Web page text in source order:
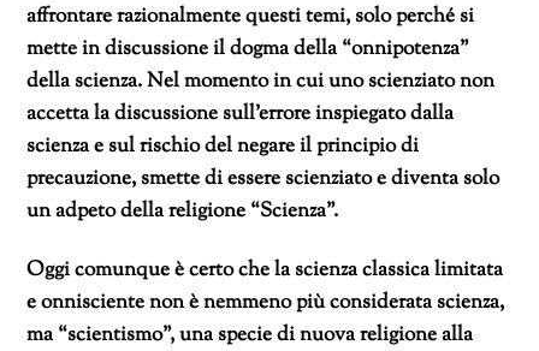
affrontare razionalmente questi temi, solo perché si
mette in discussione il dogma della “onnipotenza”
della scienza. Nel momento in cui uno scienziato non
accetta la discussione sull’errore inspiegato dalla
scienza e sul rischio del negare il principio di
precauzione, smette di essere scienziato e diventa solo
un adpeto della religione “Scienza”.
Oggi comunque è certo che la scienza classica limitata
e onnisciente non è nemmeno più considerata scienza,
ma “scientismo”, una specie di nuova religione alla